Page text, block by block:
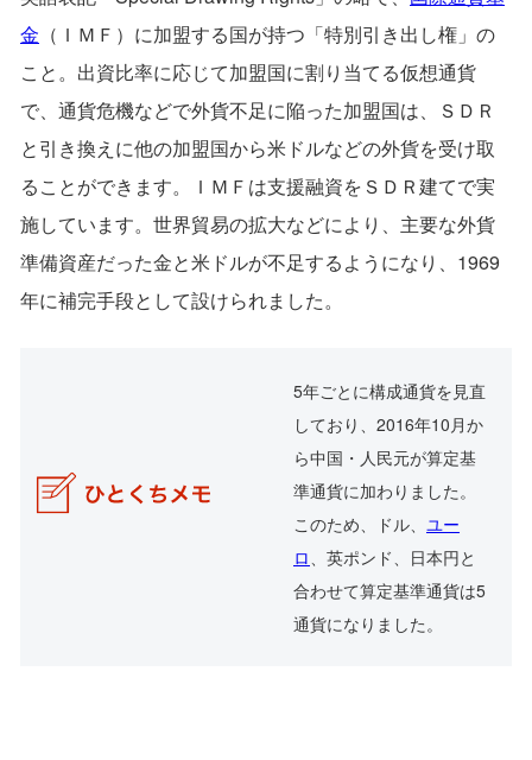
金 （ＩＭＦ）に加盟する国が持つ「特別引き出し権」の
こと。出資比率に応じて加盟国に割り当てる仮想通貨
で、通貨危機などで外貨不足に陥った加盟国は、ＳＤＲ
と引き換えに他の加盟国から米ドルなどの外貨を受け取
ることができます。ＩＭＦは支援融資をＳＤＲ建てで実
施しています。世界貿易の拡大などにより、主要な外貨
準備資産だった金と米ドルが不足するようになり、1969
年に補完手段として設けられました。
5年ごとに構成通貨を見直
しており、2016年10月か
ら中国・人民元が算定基
準通貨に加わりました。
このため、ドル、 ユー
ロ、英ポンド、日本円と
合わせて算定基準通貨は5
通貨になりました。